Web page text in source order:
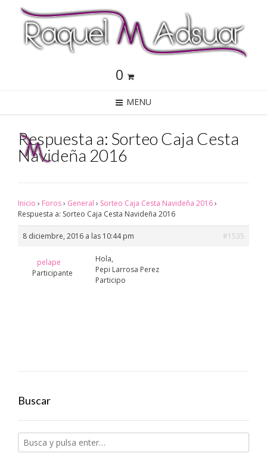
0
MENU
Respuesta a: Sorteo Caja Cesta
Navideña 2016
Inicio › Foros› General › Sorteo Caja Cesta Navideña 2016›
Respuesta a: Sorteo Caja Cesta Navideña 2016
8 diciembre, 2016 a las 10:44 pm #1535
pelape
Participante
Hola,
Pepi Larrosa Perez
Participo
Buscar